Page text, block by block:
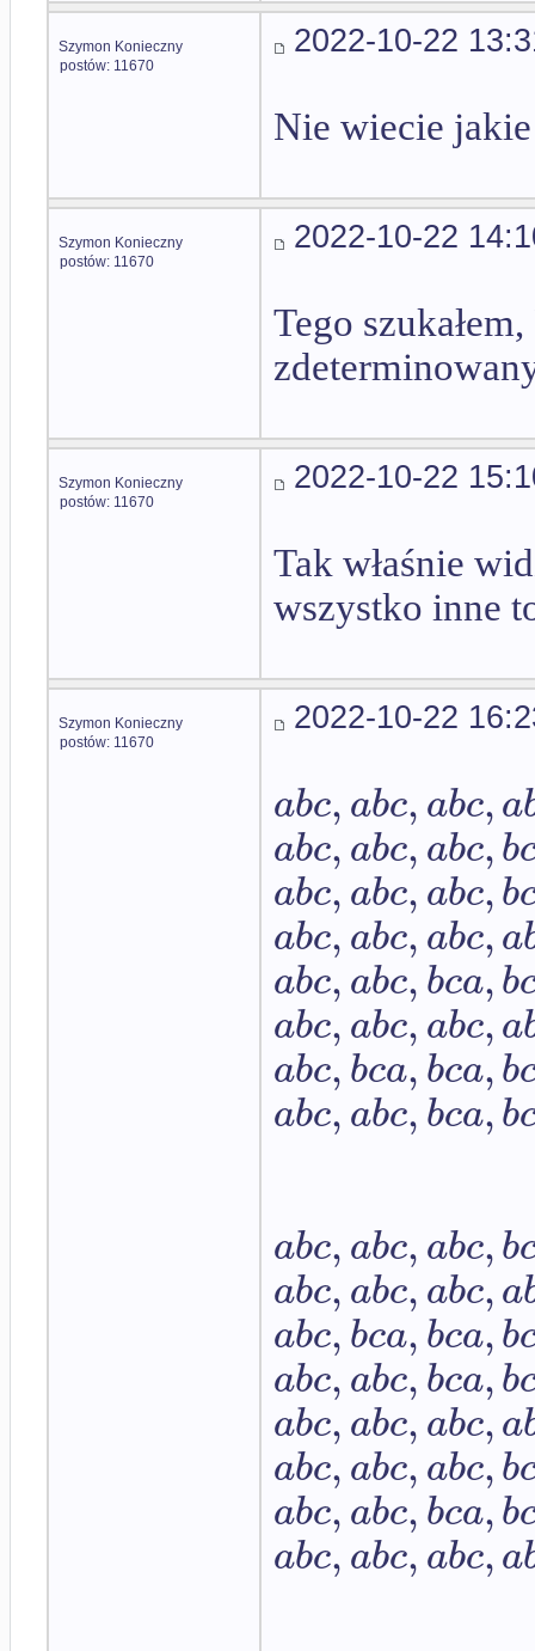
Szymon Konieczny
postów: 11670
2022-10-22
Nie wiecie
Szymon Konieczny
postów: 11670
2022-10-22
Tego
Szymon Konieczny
postów: 11670
2022-10-22
Tak właśnie
wszystko inne
Szymon Konieczny
postów: 11670
2022-10-22
abc,abc,abc,a
abc,abc,abc,b
abc,abc,abc,b
abc,abc,abc,a
abc,abc,bca,b
abc,abc,abc,a
abc,bca,bca,b
abc,abc,bca,b
abc,abc,abc,b
abc,abc,abc,a
abc,bca,bca,b
abc,abc,bca,b
abc,abc,abc,a
abc,abc,abc,b
abc,abc,bca,b
abc,abc,abc,a